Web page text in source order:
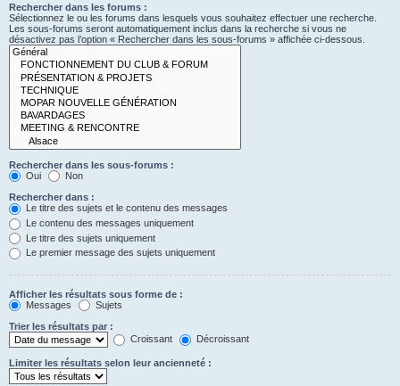
Rechercher dans les forums :
Sélectionnez le ou les forums dans lesquels vous souhaitez effectuer une recherche.
Les sous-forums seront automatiquement inclus dans la recherche si vous ne
désactivez pas l’option « Rechercher dans les sous-forums » affichée ci-dessous.
Rechercher dans les sous-forums :
Oui
Non
Rechercher dans :
Le titre des sujets et le contenu des messages
Le contenu des messages uniquement
Le titre des sujets uniquement
Le premier message des sujets uniquement
Afficher les résultats sous forme de :
Messages
Sujets
Trier les résultats par :
Croissant
Décroissant
Limiter les résultats selon leur ancienneté :